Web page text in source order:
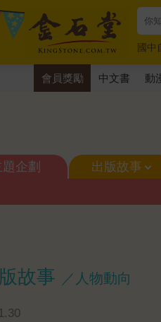
國中
唯紅
會員獎勵 中文書 動
題企劃 出版故事
故事 ／人物動向